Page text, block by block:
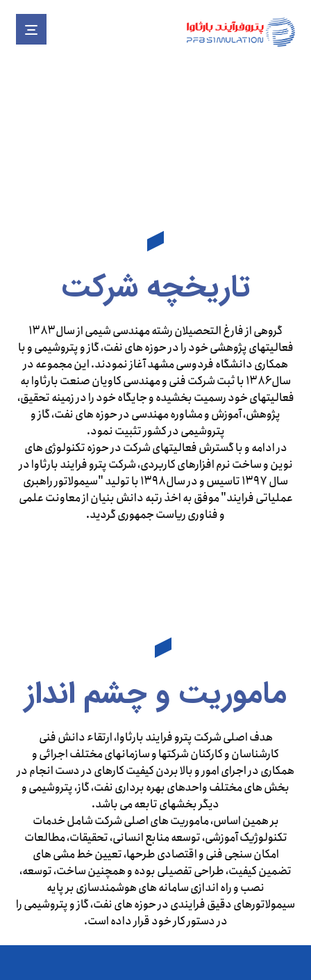
تاریخچه شرکت
گروهی از فارغ التحصیلان رشته مهندسی شیمی از سال ۱۳۸۳
فعالیتهای پژوهشی خود را در حوزه های نفت، گاز و پتروشیمی و با
همکاری دانشگاه فردوسی مشهد آغاز نمودند. این مجموعه در
سال ۱۳۸۶ با ثبت شرکت فنی و مهندسی کاویان صنعت بارثاوا به
فعالیتهای خود رسمیت بخشیده و جایگاه خود را در زمینه تحقیق،
پژوهش، آموزش و مشاوره مهندسی در حوزه های نفت، گاز و
پتروشیمی در کشور تثبیت نمود.
در ادامه و با گسترش فعالیتهای شرکت در حوزه تکنولوژی های
نوین و ساخت نرم افزارهای کاربردی، شرکت پترو فرایند بارثاوا در
سال ۱۳۹۷ تاسیس و در سال ۱۳۹۸ با تولید "سیمولاتور راهبری
عملیاتی فرایند" موفق به اخذ رتبه دانش بنیان از معاونت علمی
و فناوری ریاست جمهوری گردید.
ماموریت و چشم انداز
هدف اصلی شرکت پترو فرایند بارثاوا، ارتقاء دانش فنی
کارشناسان و کارکنان شرکتها و سازمانهای مختلف اجرائی و
همکاری در اجرای امور و بالا بردن کیفیت کارهای در دست انجام در
بخش های مختلف واحدهای بهره برداری نفت، گاز، پتروشیمی و
دیگر بخشهای تابعه می باشد.
بر همین اساس، ماموریت های اصلی شرکت شامل خدمات
تکنولوژیک آموزشی، توسعه منابع انسانی، تحقیقات، مطالعات
امکان سنجی فنی و اقتصادی طرحها، تعیین خط مشی های
تضمین کیفیت، طراحی تفصیلی بوده و همچنین ساخت، توسعه،
نصب و راه اندازی سامانه های هوشمندسازی بر پایه
سیمولاتورهای دقیق فرایندی در حوزه های نفت، گاز و پتروشیمی را
در دستور کار خود قرار داده است.